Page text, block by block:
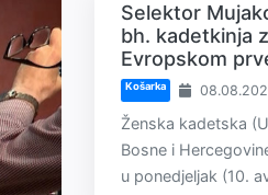
Selektor
bh. kadetkinja
Evropskom
Košarka
Ženska kadetska
Bosne i
u ponedjeljak (10.